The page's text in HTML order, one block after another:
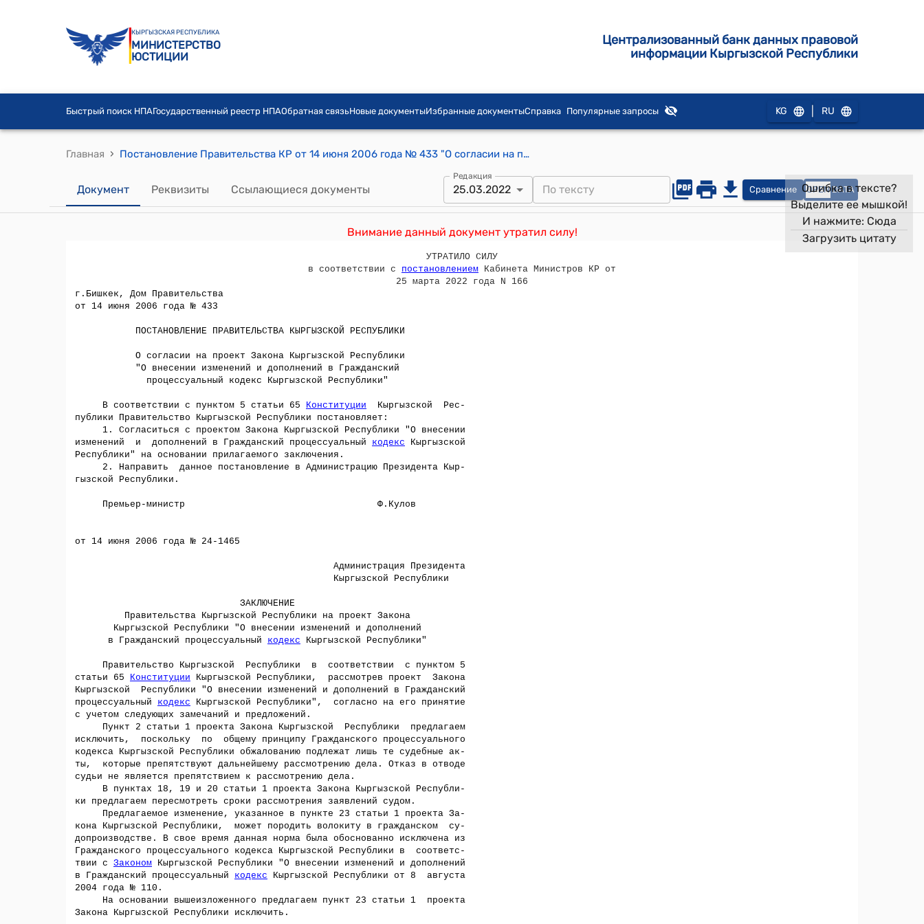
КЫРГЫЗСКАЯ РЕСПУБЛИКА
МИНИСТЕРСТВО
ЮСТИЦИИ
Централизованный банк данных правовой
информации Кыргызской Республики
Быстрый поиск НПАГосударственный реестр НПАОбратная связьНовые документыИзбранные документыСправка Популярные запросы KG RU
Главная › Постановление Правительства КР от 14 июня 2006 года № 433 "О согласии на проект Закона Кыргызской Республики "О внесении изменений и дополнений в Гражданский процессуальный кодекс Кыргызской Республики"
Документ Реквизиты Ссылающиеся документы
Редакция
25.03.2022 Сравнение OPEN DATA
Внимание данный документ утратил силу!
Ошибка в тексте?
Выделите ее мышкой!
И нажмите: Сюда
Загрузить цитату